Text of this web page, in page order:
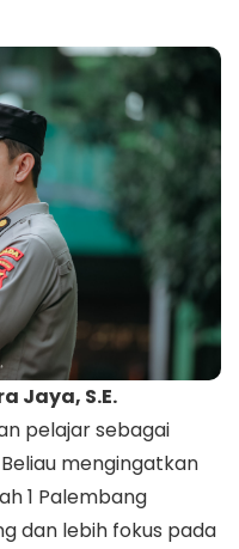
Jaya, S.E.
pelajar sebagai
mengingatkan
1 Palembang
dan lebih fokus pada